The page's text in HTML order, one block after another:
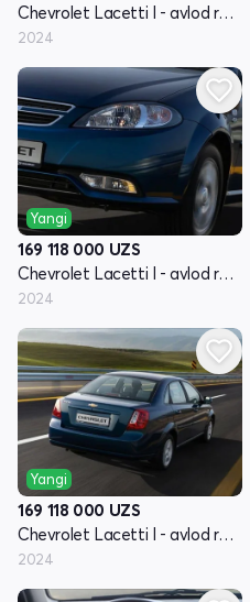
Chevrolet Lacetti I - avlod restyling
2024
Yangi
169 118 000 UZS
Chevrolet Lacetti I - avlod restyling
2024
Yangi
169 118 000 UZS
Chevrolet Lacetti I - avlod restyling
2024